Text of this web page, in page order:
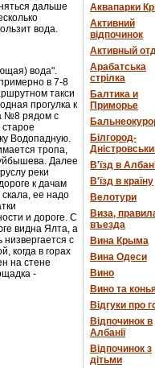
дальше
вода.
вода".
в 7-8
такси
прогулка к
№8 рядом с
Водопадную.
тропа,
Далее
реки
к дачам
ее надо
и дороге. С
видна Ялта, а
с
когда в горах
на стене
-
Аквапарки
Активний
відпочинок
Активный
Арабатська
стрілка
Балтика и
Приморье
Білгород-
В'їзд в
В'їзд в країну
Велотури
Виза,
въезда
Вина Крыма
Вина Одеси
Вино
Вино та
Відгуки про
Відпочинок в
Албанії
Відпочинок з
дітьми